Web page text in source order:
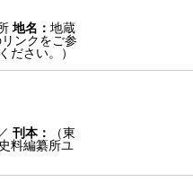
地名： 地蔵
ンクをご参
ださい。）
刊本：
（東
料編纂所ユ